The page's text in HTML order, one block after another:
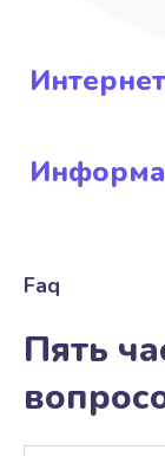
Faq
Пять